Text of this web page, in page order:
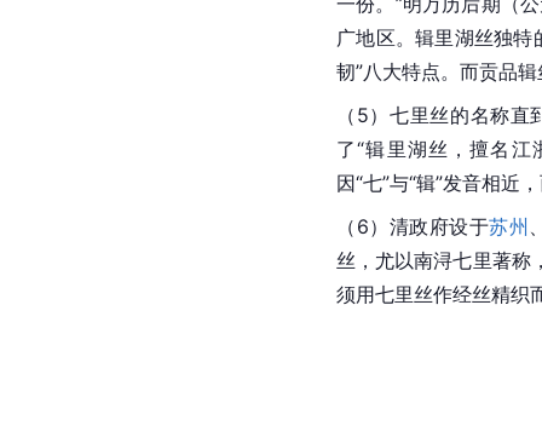
广地区。辑里湖丝独特
韧”八大特点。而贡品
（5）七里丝的名称
了“辑里湖丝，擅名江
因“七”与“辑”发音相近
（6） 清政府设于苏州
丝，尤以南浔七里著称
须用七里丝作经丝精织